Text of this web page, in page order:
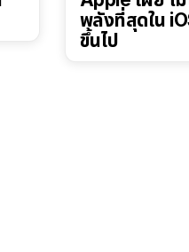
พลังที่สุดใน
ขึ้นไป